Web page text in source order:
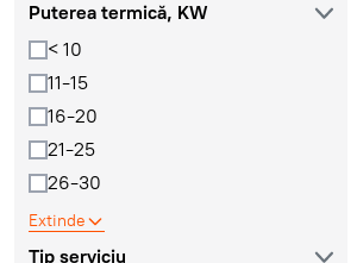
Puterea termică, KW
< 10
11-15
16-20
21-25
26-30
Extinde
Tip serviciu